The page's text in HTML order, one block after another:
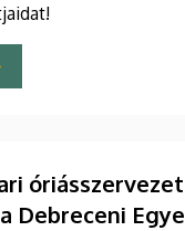
Debreceni